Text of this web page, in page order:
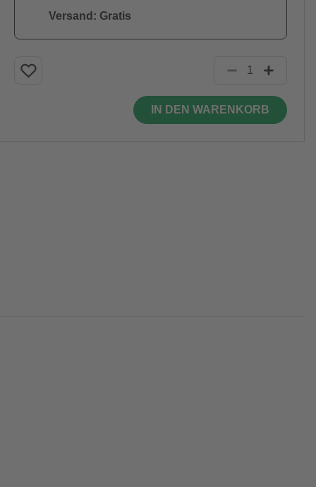
Versand: Gratis
IN DEN WARENKORB